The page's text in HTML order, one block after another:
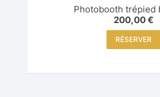
Photobooth trépied
200,00€
RÉSERVER